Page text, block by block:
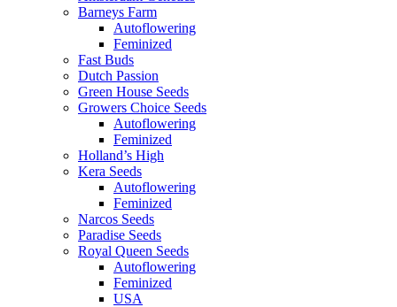
Barneys Farm
Autoflowering
Feminized
Fast Buds
Dutch Passion
Green House Seeds
Growers Choice Seeds
Autoflowering
Feminized
Holland’s High
Kera Seeds
Autoflowering
Feminized
Narcos Seeds
Paradise Seeds
Royal Queen Seeds
Autoflowering
Feminized
USA